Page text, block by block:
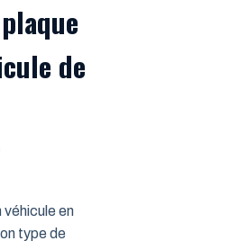
de
véhicule en
type de